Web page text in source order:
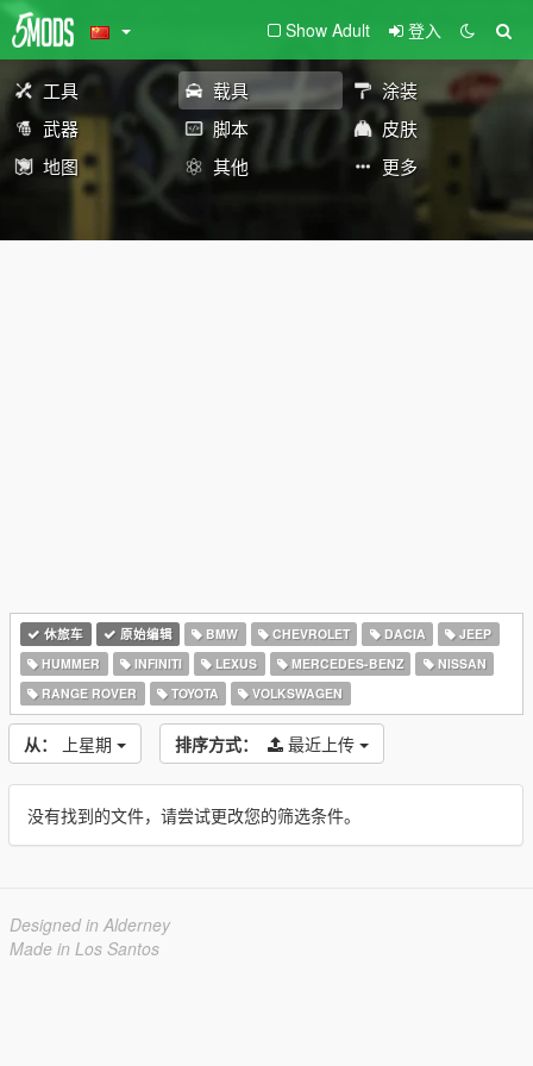
Show Adult 登入
工具 载具
涂装
武器
脚本
皮肤
地图
其他 更多
休旅车 原始编辑 BMW CHEVROLET DACIA
JEEP
HUMMER
INFINITI LEXUS MERCEDES-BENZ
NISSAN
RANGE ROVER
TOYOTA VOLKSWAGEN
从： 上星期 排序方式： 最近上传
没有找到的文件，请尝试更改您的筛选条件。
Designed in Alderney
Made in Los Santos